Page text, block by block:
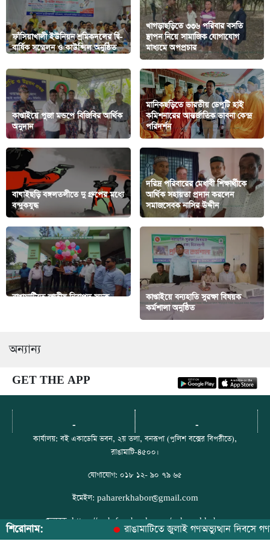
ফাঁসিয়াখালী ইউনিয়ন শ্রমিকদলের দ্বি-
বার্ষিক সম্মেলন ও কাউন্সিল অনুষ্ঠিত
খাগড়াছড়িতে ৩৩৬ পরিবার বসতি
স্থাপন নিয়ে সামাজিক যোগাযোগ
মাধ্যমে অপপ্রচার
কাপ্তাইয়ে পুজা মন্ডপে বিজিবির আর্থিক
অনুদান
মানিকছড়িতে ভারতীয় ডেপুটি হাই
কমিশনারের আন্তর্জাতিক ভাবনা কেন্দ্র
পরিদর্শন
বাঘাইছড়ি বঙ্গলতলীতে দু গ্রুপের মধ্যে
বন্দুকযুদ্ধ
দরিদ্র পরিবারের মেধাবী শিক্ষার্থীকে
আর্থিক সহায়তা প্রদান করলেন
সমাজসেবক নাসির উদ্দীন
রাঙামাটিতে জাতীয় নিরাপদ সড়ক
কাপ্তাইয়ে বন্যহাতি সুরক্ষা বিষয়ক
কর্মশালা অনুষ্ঠিত
অন্যান্য
GET THE APP
- -
কার্যালয়: বই একাডেমি ভবন, ২য় তলা, বনরূপা (পুলিশ বক্সের বিপরীতে),
রাঙামাটি-৪৫০০।
যোগাযোগ: ০১৮ ১২- ৯০ ৭৯ ৬৫
ইমেইল: paharerkhabor@gmail.com
ফেসবুক: https://web.facebook.com/paharerkhabor
শিরোনাম: রাঙামাটিতে জুলাই গণঅভ্যুত্থান দিবসে